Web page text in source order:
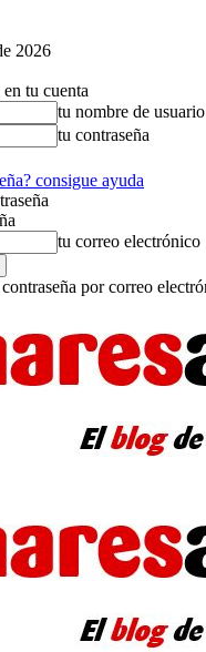
2026
tu cuenta
tu nombre de usuario
tu contraseña
consigue ayuda
tu correo electrónico
por correo